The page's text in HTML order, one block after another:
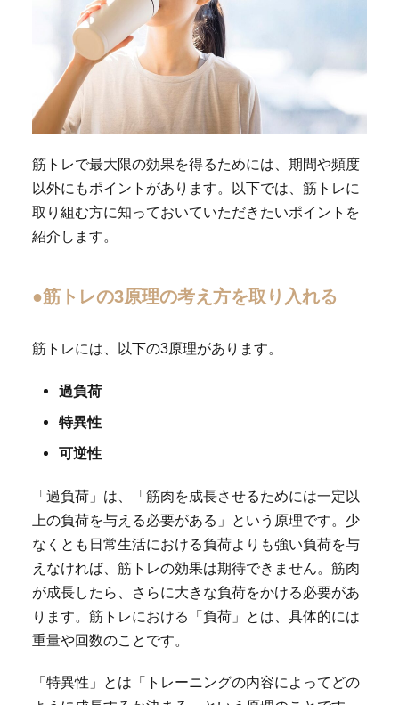
筋トレで最大限の効果を得るためには、期間や頻度
以外にもポイントがあります。以下では、筋トレに
取り組む方に知っておいていただきたいポイントを
紹介します。
●筋トレの3原理の考え方を取り入れる
筋トレには、以下の3原理があります。
過負荷
特異性
可逆性
「過負荷」は、「筋肉を成長させるためには一定以
上の負荷を与える必要がある」という原理です。少
なくとも日常生活における負荷よりも強い負荷を与
えなければ、筋トレの効果は期待できません。筋肉
が成長したら、さらに大きな負荷をかける必要があ
ります。筋トレにおける「負荷」とは、具体的には
重量や回数のことです。
「特異性」とは「トレーニングの内容によってどの